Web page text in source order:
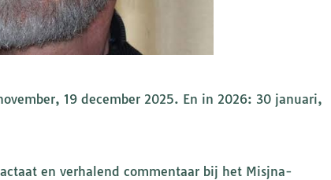
19 december 2025. En in 2026: 30 januari,
en verhalend commentaar bij het Misjna-